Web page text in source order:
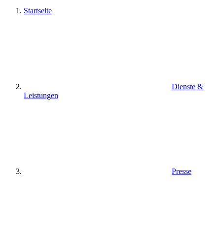
Startseite
Dienste &
Leistungen
Presse